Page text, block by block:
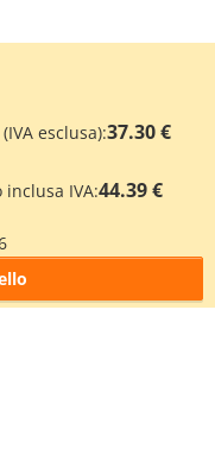
esclusa):37.30 €
inclusa IVA:44.39 €